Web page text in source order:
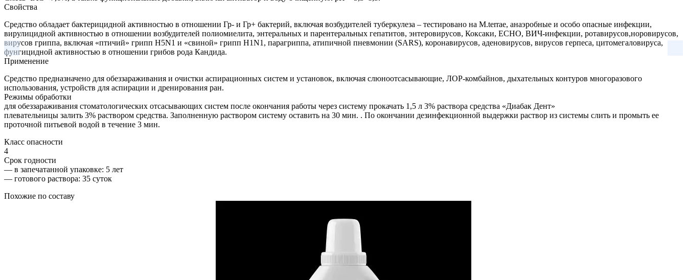
Свойства
Средство обладает бактерицидной активностью в отношении Гр- и Гр+ бактерий, включая возбудителей туберкулеза – тестировано на M.terrae, анаэробные и особо опасные инфекции,
вирулицидной активностью в отношении возбудителей полиомиелита, энтеральных и парентеральных гепатитов, энтеровирусов, Коксаки, ЕСНО, ВИЧ-инфекции, ротавирусов,норовирусов,
вирусов гриппа, включая «птичий» грипп H5N1 и «свиной» грипп H1N1, парагриппа, атипичной пневмонии (SARS), коронавирусов, аденовирусов, вирусов герпеса, цитомегаловируса,
фунгицидной активностью в отношении грибов рода Кандида.
Применение
Средство предназначено для обеззараживания и очистки аспирационных систем и установок, включая слюноотсасывающие, ЛОР-комбайнов, дыхательных контуров многоразового
использования, устройств для аспирации и дренирования ран.
Режимы обработки
для обеззараживания стоматологических отсасывающих систем после окончания работы через систему прокачать 1,5 л 3% раствора средства «Диабак Дент»
плевательницы залить 3% раствором средства. Заполненную раствором систему оставить на 30 мин. . По окончании дезинфекционной выдержки раствор из системы слить и промыть ее
проточной питьевой водой в течение 3 мин.
Класс опасности
4
Срок годности
— в запечатанной упаковке: 5 лет
— готового раствора: 35 суток
Похожие по составу